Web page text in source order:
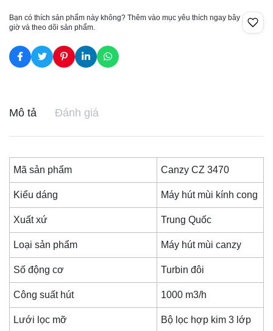
Bạn có thích sản phẩm này không? Thêm vào mục yêu thích ngay bây
giờ và theo dõi sản phẩm.
Mô tả Đánh giá
Mã sản phẩm Canzy CZ 3470
Kiểu dáng Máy hút mùi kính cong
Xuất xứ Trung Quốc
Loại sản phẩm Máy hút mùi canzy
Số động cơ Turbin đôi
Công suất hút 1000 m3/h
Lưới lọc mỡ Bộ lọc hợp kim 3 lớp